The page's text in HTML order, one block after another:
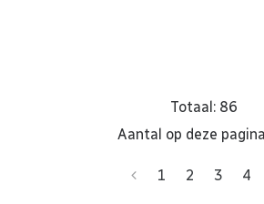
Totaal: 86
Aantal op deze
Vorige
1 2 3 4